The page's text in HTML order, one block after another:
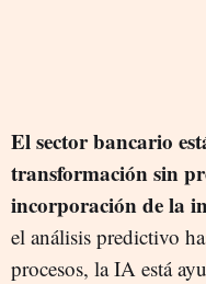
El sector bancario
transformación sin
incorporación de la
el análisis predictivo
procesos, la IA está